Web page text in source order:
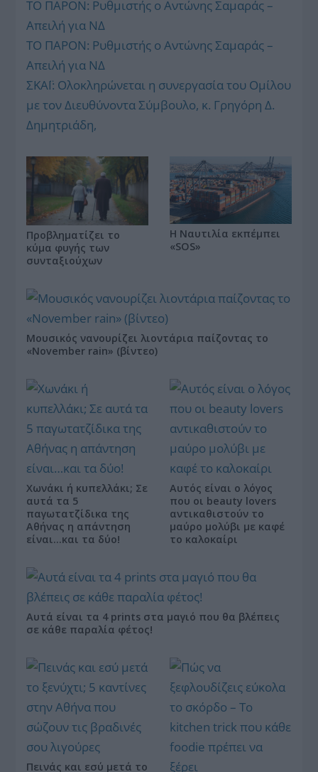
ΤΟ ΠΑΡΟΝ: Ρυθμιστής ο Αντώνης Σαμαράς –
Απειλή για ΝΔ
ΤΟ ΠΑΡΟΝ: Ρυθμιστής ο Αντώνης Σαμαράς –
Απειλή για ΝΔ
ΣΚΑΪ: Ολοκληρώνεται η συνεργασία του Ομίλου
με τον Διευθύνοντα Σύμβουλο, κ. Γρηγόρη Δ.
Δημητριάδη,
Προβληματίζει το
κύμα φυγής των
συνταξιούχων
Η Ναυτιλία εκπέμπει
«SOS»
Μουσικός νανουρίζει λιοντάρια παίζοντας το
«November rain» (βίντεο)
Χωνάκι ή κυπελλάκι; Σε
αυτά τα 5
παγωτατζίδικα της
Αθήνας η απάντηση
είναι…και τα δύο!
Αυτός είναι ο λόγος
που οι beauty lovers
αντικαθιστούν το
μαύρο μολύβι με καφέ
το καλοκαίρι
Αυτά είναι τα 4 prints στα μαγιό που θα βλέπεις
σε κάθε παραλία φέτος!
Πεινάς και εσύ μετά το